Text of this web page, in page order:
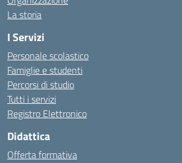
La storia
I Servizi
Personale scolastico
Famiglie e studenti
Percorsi di studio
Tutti i servizi
Registro Elettronico
Didattica
Offerta formativa